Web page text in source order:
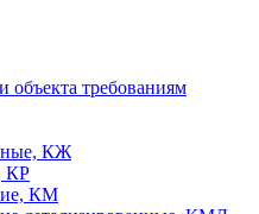
объекта требованиям
КЖ
КР
КМ